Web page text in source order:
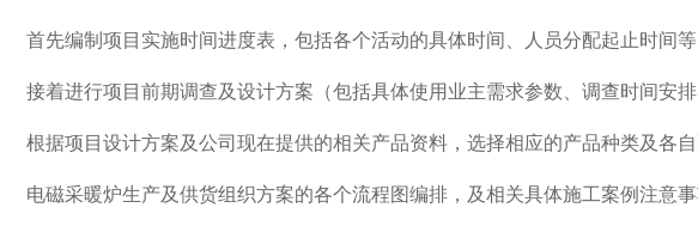
首先编制项目实施时间进度表，包括各个活动的具体时间、人员分配起止时间等
接着进行项目前期调查及设计方案（包括具体使用业主需求参数、调查时间安
根据项目设计方案及公司现在提供的相关产品资料，选择相应的产品种类及各自
电磁采暖炉生产及供货组织方案的各个流程图编排，及相关具体施工案例注意